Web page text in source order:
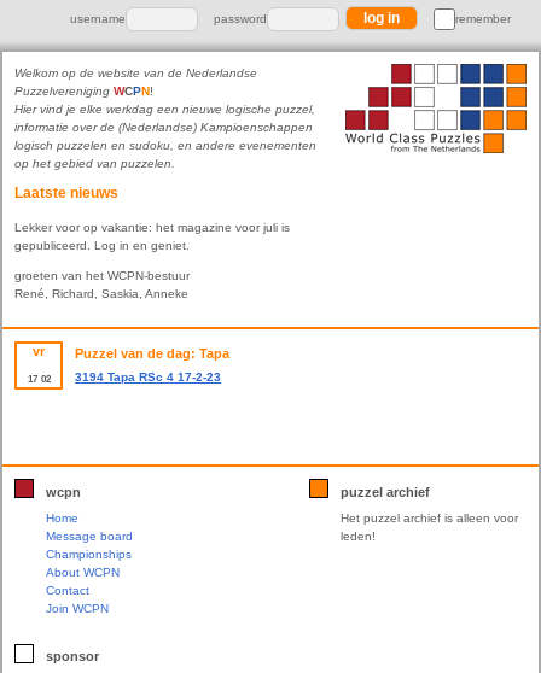
username password remember
Welkom op de website van de Nederlandse
Puzzelvereniging WCPN!
Hier vind je elke werkdag een nieuwe logische puzzel,
informatie over de (Nederlandse) Kampioenschappen
logisch puzzelen en sudoku, en andere evenementen
op het gebied van puzzelen.
Laatste nieuws
Lekker voor op vakantie: het magazine voor juli is
gepubliceerd. Log in en geniet.
groeten van het WCPN-bestuur
René, Richard, Saskia, Anneke
vr
17 02
Puzzel van de dag: Tapa
3194 Tapa RSc 4 17-2-23
wcpn
Home
Message board
Championships
About WCPN
Contact
Join WCPN
sponsor
puzzel archief
Het puzzel archief is alleen voor
leden!